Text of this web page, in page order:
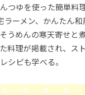
つゆを使った簡単料
ラーメン、かんたん
うめんの寒天寄せと
料理が掲載され、ス
シピも学べる。